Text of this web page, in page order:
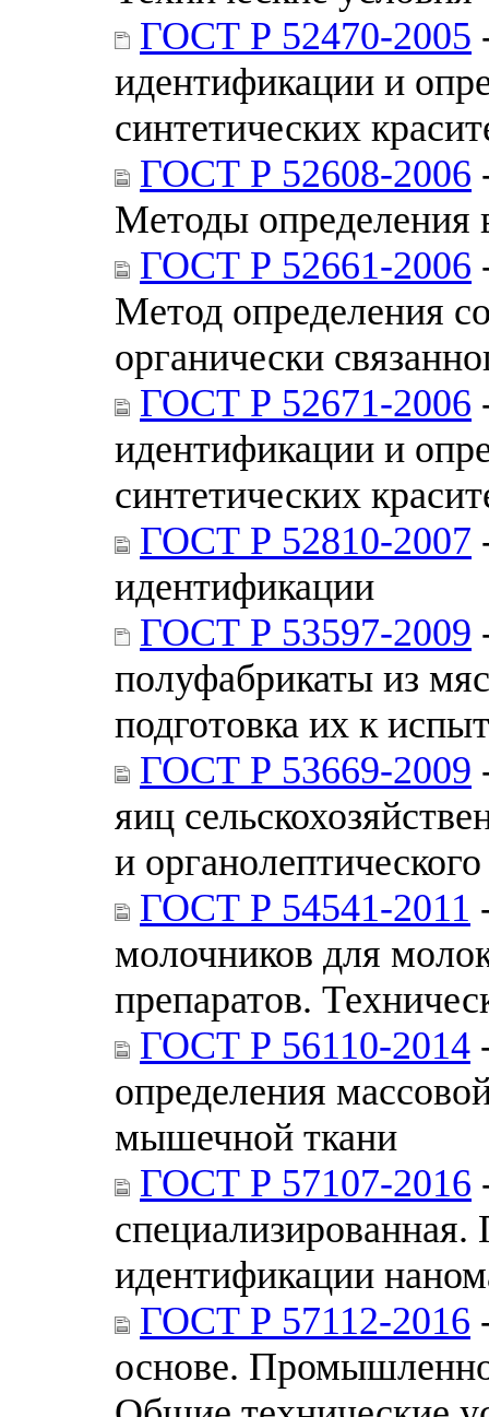
ГОСТ Р 52470-2005
идентификации и
синтетических
ГОСТ Р 52608-2006
Методы определения
ГОСТ Р 52661-2006
Метод определения
органически
ГОСТ Р 52671-2006
идентификации и
синтетических
ГОСТ Р 52810-2007
идентификации
ГОСТ Р 53597-2009
полуфабрикаты из
подготовка их к
ГОСТ Р 53669-2009
яиц
и
ГОСТ Р 54541-2011
молочников для
препаратов.
ГОСТ Р 56110-2014
определения
мышечной ткани
ГОСТ Р 57107-2016
идентификации
ГОСТ Р 57112-2016
основе.